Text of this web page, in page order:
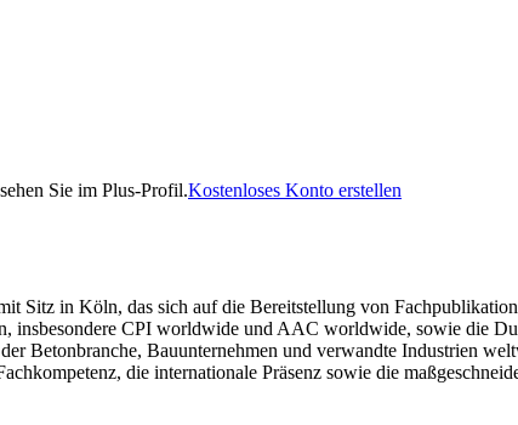
Sie im Plus-Profil.Kostenloses Konto erstellen
Sitz in Köln, das sich auf die Bereitstellung von
insbesondere CPI worldwide und AAC worldwide, sowie die
Betonbranche, Bauunternehmen und verwandte Industrien
die internationale Präsenz sowie die